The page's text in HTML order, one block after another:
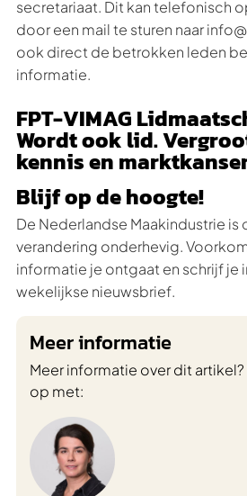
secretariaat. Dit kan telefonisch
door een mail te sturen naar
ook direct de betrokken leden
informatie.
FPT-VIMAG
Wordt ook lid.
kennis en
Blijf op de hoogte!
De Nederlandse Maakindustrie is
verandering onderhevig.
informatie je ontgaat en schrijf je
wekelijkse nieuwsbrief.
Meer informatie
Meer informatie over dit
op met: